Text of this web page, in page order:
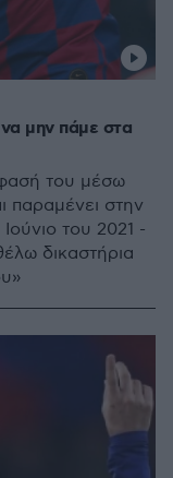
μην πάμε στα
του μέσω
παραμένει στην
του 2021 -
δικαστήρια